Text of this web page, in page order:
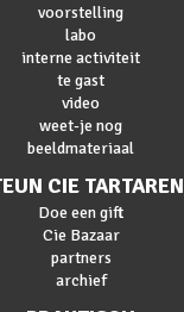
voorstelling
labo
interne activiteit
te gast
video
weet-je nog
beeldmateriaal
CIE TARTAREN
Doe een gift
Cie Bazaar
partners
archief